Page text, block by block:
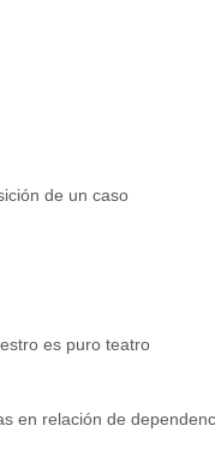
de un caso
es puro teatro
en relación de